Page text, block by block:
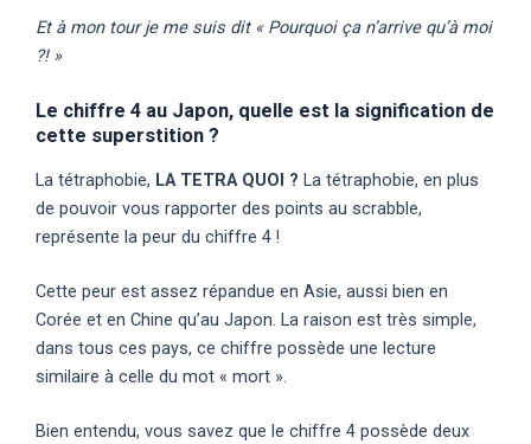
Et à mon tour je me suis dit « Pourquoi ça n’arrive qu’à moi
?! »
Le chiffre 4 au Japon, quelle est la signification de
cette superstition ?
La tétraphobie, LA TETRA QUOI ? La tétraphobie, en plus
de pouvoir vous rapporter des points au scrabble,
représente la peur du chiffre 4 !
Cette peur est assez répandue en Asie, aussi bien en
Corée et en Chine qu’au Japon. La raison est très simple,
dans tous ces pays, ce chiffre possède une lecture
similaire à celle du mot « mort ».
Bien entendu, vous savez que le chiffre 4 possède deux